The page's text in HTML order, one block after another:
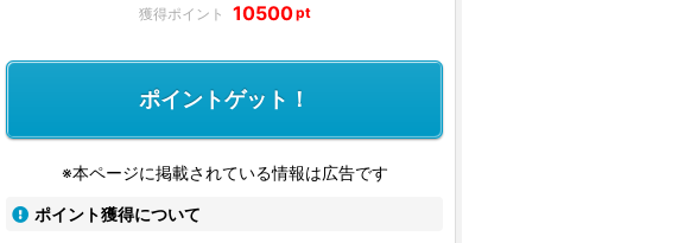
10500pt
ポイントゲット！
※本ページに掲載されている情報は広告です
ポイント獲得について